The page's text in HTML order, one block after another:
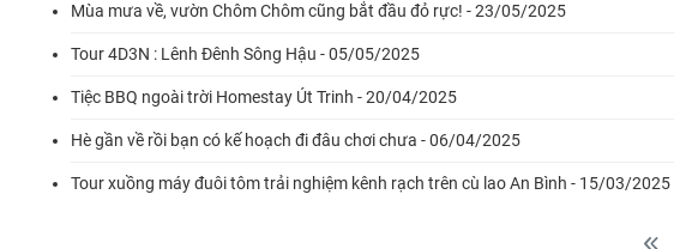
Mùa mưa về, vườn Chôm Chôm cũng bắt đầu đỏ rực! - 23/05/2025
Tour 4D3N : Lênh Đênh Sông Hậu - 05/05/2025
Tiệc BBQ ngoài trời Homestay Út Trinh - 20/04/2025
Hè gần về rồi bạn có kế hoạch đi đâu chơi chưa - 06/04/2025
Tour xuồng máy đuôi tôm trải nghiệm kênh rạch trên cù lao An Bình - 15/03/2025